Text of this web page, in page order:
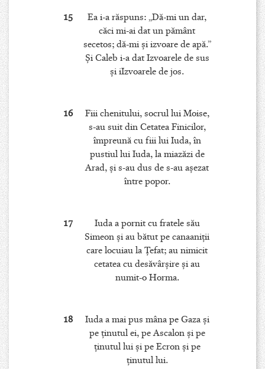
15
Ea i-a răspuns: „Dă-mi un dar,
căci mi-ai dat un pământ
secetos; dă-mi şi izvoare de apă.”
Şi Caleb i-a dat Izvoarele de sus
şi iIzvoarele de jos.
16
Fiii chenitului, socrul lui Moise,
s-au suit din Cetatea Finicilor,
împreună cu fiii lui Iuda, în
pustiul lui Iuda, la miazăzi de
Arad, şi s-au dus de s-au aşezat
între popor.
17
Iuda a pornit cu fratele său
Simeon şi au bătut pe canaaniţii
care locuiau la Ţefat; au nimicit
cetatea cu desăvârşire şi au
numit-o Horma.
18
Iuda a mai pus mâna pe Gaza şi
pe ţinutul ei, pe Ascalon şi pe
ţinutul lui şi pe Ecron şi pe
ţinutul lui.